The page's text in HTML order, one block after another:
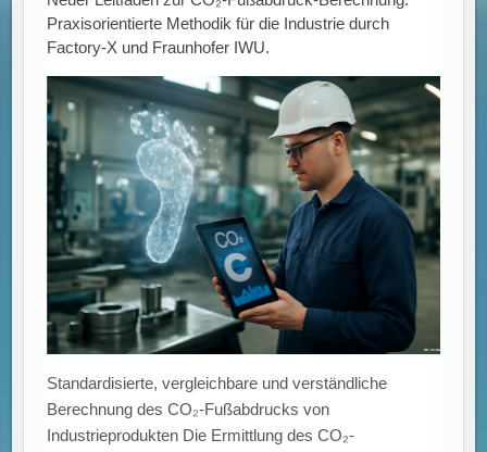
Praxisorientierte Methodik für die Industrie durch
Factory-X und Fraunhofer IWU.
Standardisierte, vergleichbare und verständliche
Berechnung des CO₂-Fußabdrucks von
Industrieprodukten Die Ermittlung des CO₂-